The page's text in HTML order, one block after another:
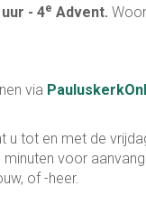
- 4e Advent.
via
u tot en met de
minuten voor
of -heer.